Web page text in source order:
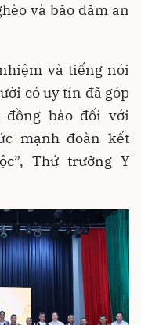
và bảo đảm an
và tiếng nói
có uy tín đã góp
bào đối với
mạnh đoàn kết
Thứ trưởng Y